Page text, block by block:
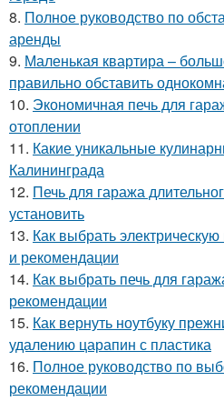
8. Полное руководство по
аренды
9. Маленькая квартира –
правильно обставить
10. Экономичная печь для
отоплении
11. Какие уникальные
Калининграда
12. Печь для гаража
установить
13. Как выбрать
и рекомендации
14. Как выбрать печь для
рекомендации
15. Как вернуть ноутбуку
удалению царапин с пластика
16. Полное руководство по
рекомендации